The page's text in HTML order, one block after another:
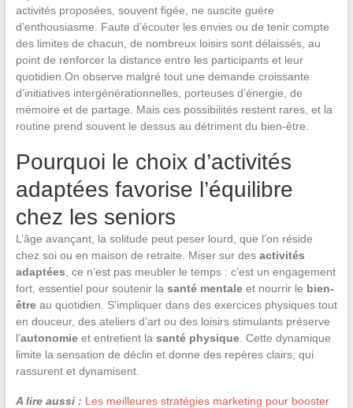
activités proposées, souvent figée, ne suscite guère
d’enthousiasme. Faute d’écouter les envies ou de tenir compte
des limites de chacun, de nombreux loisirs sont délaissés, au
point de renforcer la distance entre les participants et leur
quotidien.On observe malgré tout une demande croissante
d’initiatives intergénérationnelles, porteuses d’énergie, de
mémoire et de partage. Mais ces possibilités restent rares, et la
routine prend souvent le dessus au détriment du bien-être.
Pourquoi le choix d’activités
adaptées favorise l’équilibre
chez les seniors
L’âge avançant, la solitude peut peser lourd, que l’on réside
chez soi ou en maison de retraite. Miser sur des activités
adaptées , ce n’est pas meubler le temps : c’est un engagement
fort, essentiel pour soutenir la santé mentaleet nourrir le bien-
êtreau quotidien. S’impliquer dans des exercices physiques tout
en douceur, des ateliers d’art ou des loisirs stimulants préserve
l’autonomieet entretient la santé physique. Cette dynamique
limite la sensation de déclin et donne des repères clairs, qui
rassurent et dynamisent.
A lire aussi : Les meilleures stratégies marketing pour booster